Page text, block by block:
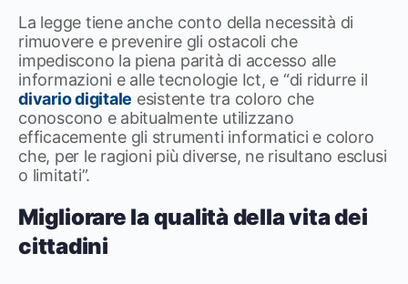
La legge tiene anche conto della necessità di
rimuovere e prevenire gli ostacoli che
impediscono la piena parità di accesso alle
informazioni e alle tecnologie Ict, e “di ridurre il
divario digitale esistente tra coloro che
conoscono e abitualmente utilizzano
efficacemente gli strumenti informatici e coloro
che, per le ragioni più diverse, ne risultano esclusi
o limitati”.
Migliorare la qualità della vita dei
cittadini